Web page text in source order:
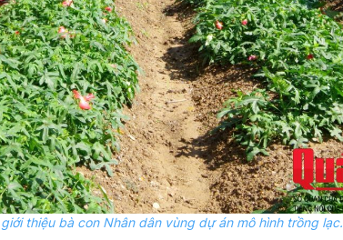
thiệu bà con Nhân dân vùng dự án mô hình trồng lạc.